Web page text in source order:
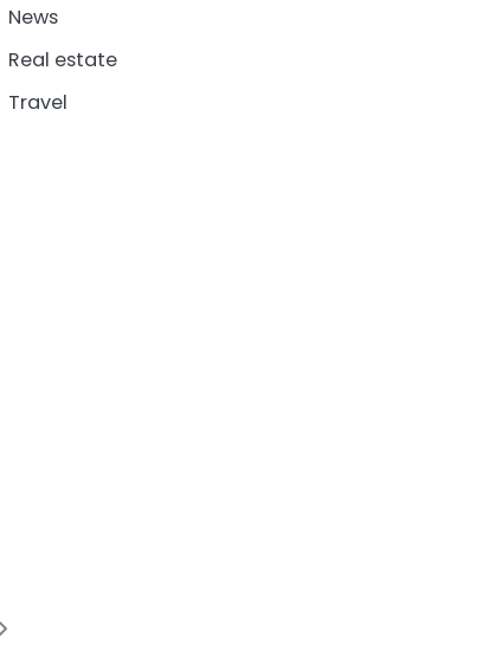
News
Real estate
Travel